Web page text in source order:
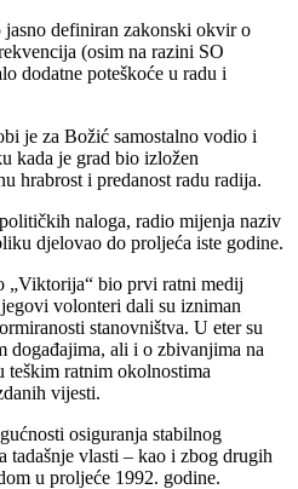
definiran zakonski okvir o
(osim na razini SO
dodatne poteškoće u radu i
je za Božić samostalno vodio i
kada je grad bio izložen
hrabrost i predanost radu radija.
naloga, radio mijenja naziv
djelovao do proljeća iste godine.
„Viktorija“ bio prvi ratni medij
volonteri dali su izniman
stanovništva. U eter su
događajima, ali i o zbivanjima na
teškim ratnim okolnostima
vijesti.
osiguranja stabilnog
tadašnje vlasti – kao i zbog drugih
u proljeće 1992. godine.